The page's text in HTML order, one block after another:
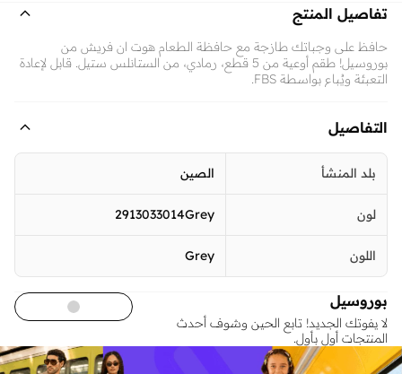
تفاصيل المنتج
حافظ على وجباتك طازجة مع حافظة الطعام هوت ان فريش من
بوروسيل! طقم أوعية من 5 قطع، رمادي، من الستانلس ستيل. قابل لإعادة
التعبئة ويُباع بواسطة FBS.
التفاصيل
بلد المنشأ الصين
لون 2913033014Grey
اللون Grey
بوروسيل
لا يفوتك الجديد! تابع الحين وشوف أحدث
المنتجات أول بأول.